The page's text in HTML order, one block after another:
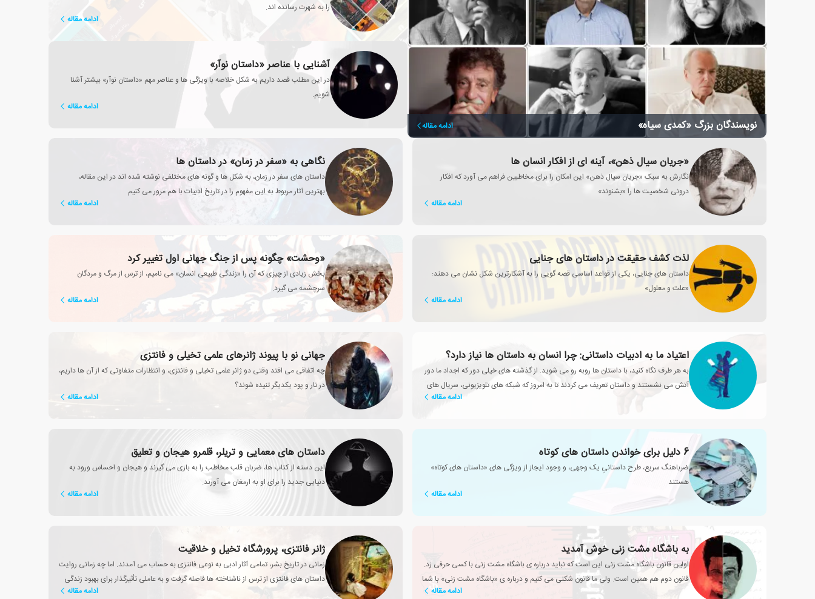
نویسندگان بزرگ «کمدی سیاه» ادامه مقاله
را به شهرت رسانده اند.
ادامه مقاله
آشنایی با عناصر «داستان نوآر»
در این مطلب قصد داریم به شکل خلاصه با ویژگی ها و عناصر مهم «داستان نوآر» بیشتر آشنا
شویم.
ادامه مقاله
«جریان سیال ذهن»، آینه ای از افکار انسان ها
نگارش به سبک «جریان سیال ذهن» این امکان را برای مخاطبین فراهم می آورد که افکار
درونی شخصیت ها را «بشنوند»
ادامه مقاله
نگاهی به «سفر در زمان» در داستان ها
داستان های سفر در زمان، به شکل ها و گونه های مختلفی نوشته شده اند در این مقاله،
بهترین آثار مربوط به این مفهوم را در تاریخ ادبیات با هم مرور می کنیم
ادامه مقاله
لذت کشف حقیقت در داستان های جنایی
داستان های جنایی، یکی از قواعد اساسی قصه گویی را به آشکارترین شکل نشان می دهند:
«علت و معلول»
ادامه مقاله
«وحشت» چگونه پس از جنگ جهانی اول تغییر کرد
بخش زیادی از چیزی که آن را «زندگی طبیعی انسان» می نامیم، از ترس از مرگ و مردگان
سرچشمه می گیرد.
ادامه مقاله
اعتیاد ما به ادبیات داستانی: چرا انسان به داستان ها نیاز دارد؟
به هر طرف نگاه کنید، با داستان ها روبه رو می شوید. از گذشته های خیلی دور که اجداد ما دور
آتش می نشستند و داستان تعریف می کردند تا به امروز که شبکه های تلویزیونی، سریال های
ادامه مقاله
جهانی نو با پیوند ژانرهای علمی تخیلی و فانتزی
چه اتفاقی می افتد وقتی دو ژانر علمی تخیلی و فانتزی، و انتظارات متفاوتی که از آن ها داریم،
در تار و پود یکدیگر تنیده شوند؟
ادامه مقاله
6 دلیل برای خواندن داستان های کوتاه
ضرباهنگ سریع، طرح داستانیِ یک وجهی، و وجود ایجاز از ویژگی های «داستان های کوتاه»
هستند
ادامه مقاله
داستان های معمایی و تریلر، قلمرو هیجان و تعلیق
این دسته از کتاب ها، ضربان قلب مخاطب را به بازی می گیرند و هیجان و احساس ورود به
دنیایی جدید را برای او به ارمغان می آورند.
ادامه مقاله
به باشگاه مشت زنی خوش آمدید
اولین قانون باشگاه مشت زنی این است که نباید درباره ی باشگاه مشت زنی با کسی حرفی زد.
قانون دوم هم همین است. ولی ما قانون شکنی می کنیم و درباره ی «باشگاه مشت زنی» با شما
حرف می زنیم.
ادامه مقاله
ژانر فانتزی، پرورشگاه تخیل و خلاقیت
زمانی در تاریخ بشر، تمامی آثار ادبی به نوعی فانتزی به حساب می آمدند. اما چه زمانی روایت
داستان های فانتزی از ترس از ناشناخته ها فاصله گرفت و به عاملی تأثیرگذار برای بهبود زندگی
ادامه مقاله